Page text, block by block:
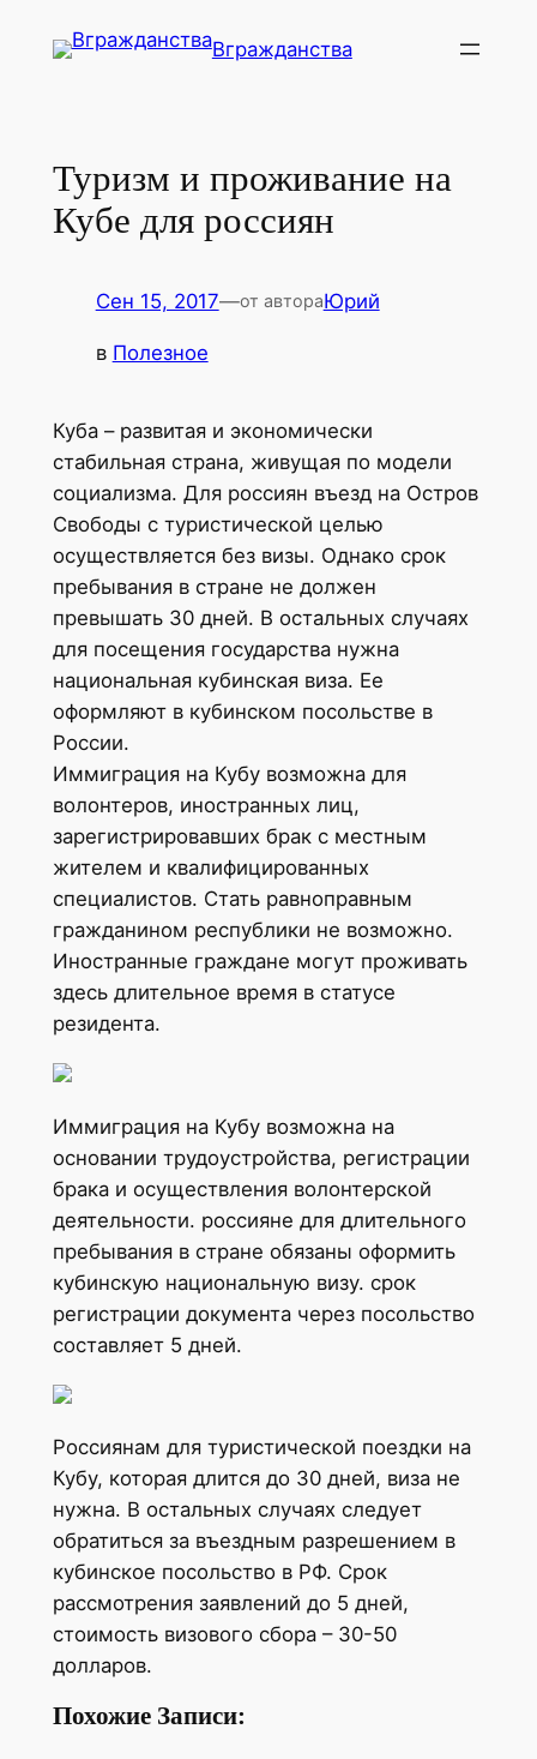
Вгражданства
Туризм и проживание на
Кубе для россиян
Сен 15, 2017—от автораЮрий
в Полезное
Куба – развитая и экономически
стабильная страна, живущая по модели
социализма. Для россиян въезд на Остров
Свободы с туристической целью
осуществляется без визы. Однако срок
пребывания в стране не должен
превышать 30 дней. В остальных случаях
для посещения государства нужна
национальная кубинская виза. Ее
оформляют в кубинском посольстве в
России.
Иммиграция на Кубу возможна для
волонтеров, иностранных лиц,
зарегистрировавших брак с местным
жителем и квалифицированных
специалистов. Стать равноправным
гражданином республики не возможно.
Иностранные граждане могут проживать
здесь длительное время в статусе
резидента.
Иммиграция на Кубу возможна на
основании трудоустройства, регистрации
брака и осуществления волонтерской
деятельности. россияне для длительного
пребывания в стране обязаны оформить
кубинскую национальную визу. срок
регистрации документа через посольство
составляет 5 дней.
Россиянам для туристической поездки на
Кубу, которая длится до 30 дней, виза не
нужна. В остальных случаях следует
обратиться за въездным разрешением в
кубинское посольство в РФ. Срок
рассмотрения заявлений до 5 дней,
стоимость визового сбора – 30-50
долларов.
Похожие Записи: